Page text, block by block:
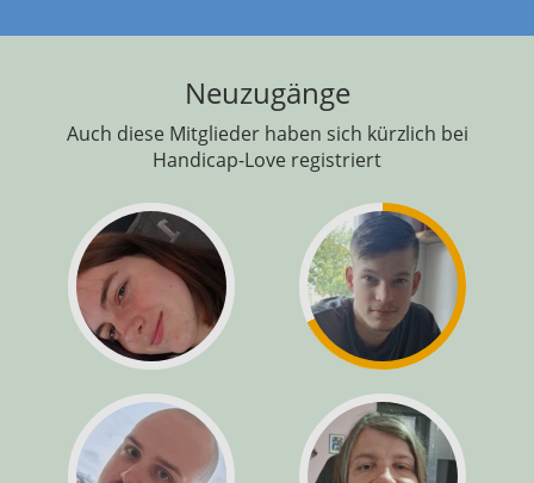
Neuzugänge
Auch diese Mitglieder haben sich kürzlich bei
Handicap-Love registriert